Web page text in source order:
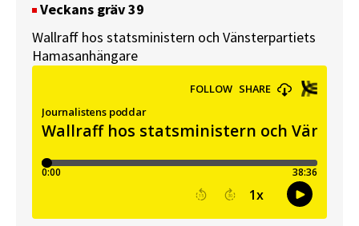
Veckans gräv 39
Wallraff hos statsministern och Vänsterpartiets
Hamasanhängare